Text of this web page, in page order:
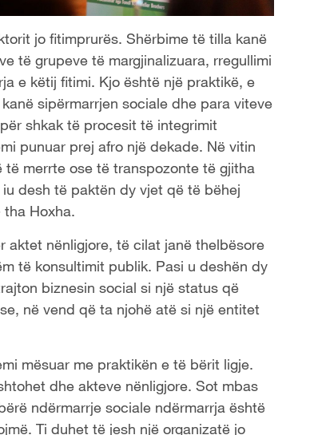
jo fitimprurës. Shërbime të tilla kanë
të grupeve të margjinalizuara, rregullimi
e këtij fitimi. Kjo është një praktikë, e
sipërmarrjen sociale dhe para viteve
shkak të procesit të integrimit
punuar prej afro një dekade. Në vitin
merrte ose të transpozonte të gjitha
desh të paktën dy vjet që të bëhej
Hoxha.
aktet nënligjore, të cilat janë thelbësore
të konsultimit publik. Pasi u deshën dy
biznesin social si një status që
në vend që ta njohë atë si një entitet
mësuar me praktikën e të bërit ligje.
dhe akteve nënligjore. Sot mbas
ndërmarrje sociale ndërmarrja është
Ti duhet të jesh një organizatë jo